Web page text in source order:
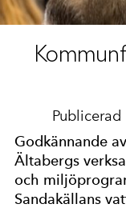
Publicerad
Godkännande
Ältabergs
och
Sandakällans